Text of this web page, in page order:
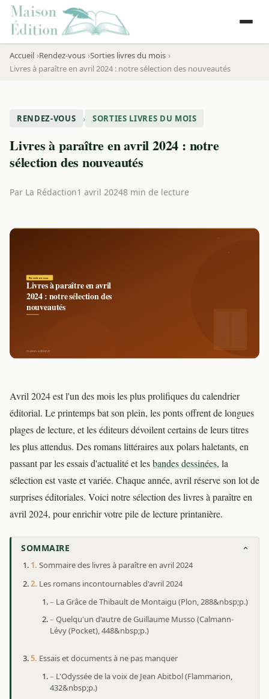
Accueil Rendez-vous Sorties livres du mois
Livres à paraître en avril 2024 : notre sélection des nouveautés
RENDEZ-VOUS › SORTIES LIVRES DU MOIS
Livres à paraître en avril 2024 : notre
sélection des nouveautés
Par La Rédaction1 avril 20248 min de lecture
Avril 2024 est l'un des mois les plus prolifiques du calendrier
éditorial. Le printemps bat son plein, les ponts offrent de longues
plages de lecture, et les éditeurs dévoilent certains de leurs titres
les plus attendus. Des romans littéraires aux polars haletants, en
passant par les essais d'actualité et lesbandes dessinées, la
sélection est vaste et variée. Chaque année, avril réserve son lot de
surprises éditoriales. Voici notre sélection des livres à paraître en
avril 2024, pour enrichir votre pile de lecture printanière.
SOMMAIRE
Sommaire des livres à paraître en avril 2024
Les romans incontournables d'avril 2024
La Grâce de Thibault de Montaigu (Plon, 288&nbsp;p.)
Quelqu'un d'autre de Guillaume Musso (Calmann-
Lévy (Pocket), 448&nbsp;p.)
Essais et documents à ne pas manquer
L'Odyssée de la voix de Jean Abitbol (Flammarion,
432&nbsp;p.)